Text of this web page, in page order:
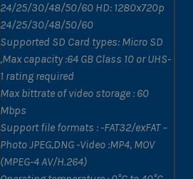
24/25/30/48/50/60 HD: 1280x720p
24/25/30/48/50/60
Supported SD Card types: Micro SD
,Max capacity :64 GB Class 10 or UHS-
1 rating required
Max bittrate of video storage : 60
Mbps
Support file formats : -FAT32/exFAT –
Photo JPEG,DNG -Video :MP4, MOV
(MPEG-4 AV/H.264)